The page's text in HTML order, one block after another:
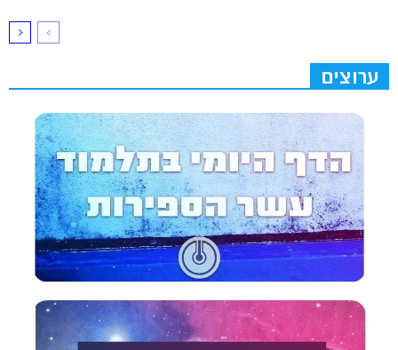
ערוצים